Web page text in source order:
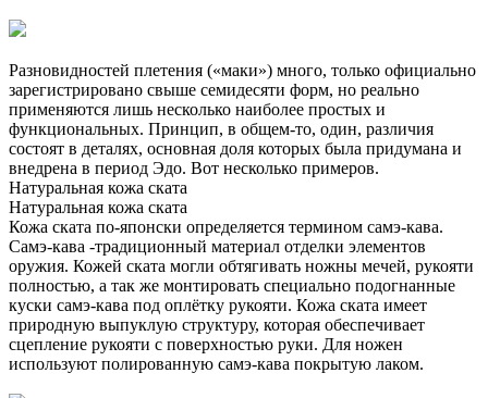
Разновидностей плетения («маки») много, только официально
зарегистрировано свыше семидесяти форм, но реально
применяются лишь несколько наиболее простых и
функциональных. Принцип, в общем-то, один, различия
состоят в деталях, основная доля которых была придумана и
внедрена в период Эдо. Вот несколько примеров.
Натуральная кожа ската
Натуральная кожа ската
Кожа ската по-японски определяется термином самэ-кава.
Самэ-кава -традиционный материал отделки элементов
оружия. Кожей ската могли обтягивать ножны мечей, рукояти
полностью, а так же монтировать специально подогнанные
куски самэ-кава под оплётку рукояти. Кожа ската имеет
природную выпуклую структуру, которая обеспечивает
сцепление рукояти с поверхностью руки. Для ножен
используют полированную самэ-кава покрытую лаком.